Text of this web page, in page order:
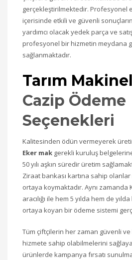
gerçekleştirilmektedir. Profesyonel
içerisinde etkili ve güvenli
yardımcı olacak yedek parça ve
profesyonel bir hizmetin meydana
sağlanmaktadır.
Tarım
Cazip Ödeme
Seçenekleri
Kalitesinden ödün vermeyerek
Eker mak gerekli kuruluş
50 yılı aşkın süredir üretim
Ziraat bankası kartına sahip olanlar
ortaya koymaktadır. Aynı zamanda
aracılığı ile hem 5 yılda hem de
ortaya koyan bir ödeme sistemi
Tüm çiftçilerin her zaman güvenli
hizmete sahip olabilmelerini
ürünlerde kampanya fırsatı